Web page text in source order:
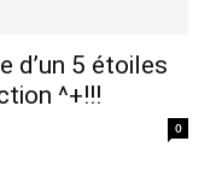
d’un 5 étoiles
^+!!!
0